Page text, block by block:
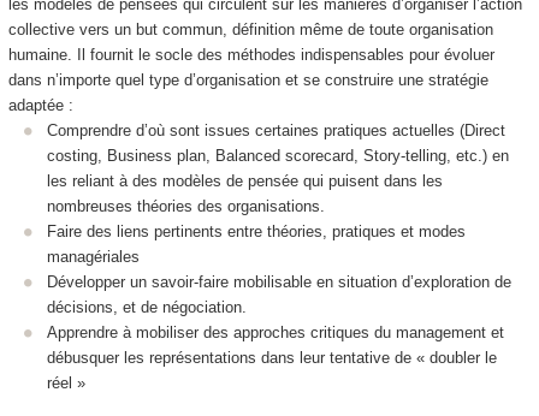
les modèles de pensées qui circulent sur les manières d’organiser l’action
collective vers un but commun, définition même de toute organisation
humaine. Il fournit le socle des méthodes indispensables pour évoluer
dans n’importe quel type d’organisation et se construire une stratégie
adaptée :
Comprendre d’où sont issues certaines pratiques actuelles (Direct
costing, Business plan, Balanced scorecard, Story-telling, etc.) en
les reliant à des modèles de pensée qui puisent dans les
nombreuses théories des organisations.
Faire des liens pertinents entre théories, pratiques et modes
managériales
Développer un savoir-faire mobilisable en situation d’exploration de
décisions, et de négociation.
Apprendre à mobiliser des approches critiques du management et
débusquer les représentations dans leur tentative de « doubler le
réel »